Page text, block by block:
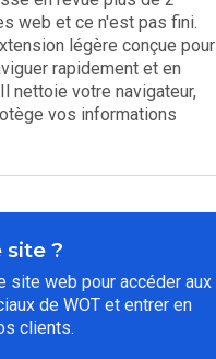
web et ce n'est pas fini.
légère conçue pour
rapidement et en
nettoie votre navigateur,
vos informations
site ?
site web pour accéder aux
de WOT et entrer en
clients.